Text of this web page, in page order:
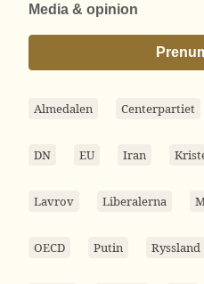
Media & opinion
Almedalen Centerpartiet
DN EU Iran
Lavrov Liberalerna
OECD Putin Ryssland